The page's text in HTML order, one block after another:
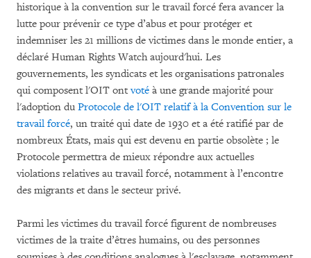
historique à la convention sur le travail forcé fera avancer la
lutte pour prévenir ce type d’abus et pour protéger et
indemniser les 21 millions de victimes dans le monde entier, a
déclaré Human Rights Watch aujourd'hui. Les
gouvernements, les syndicats et les organisations patronales
qui composent l'OIT ontvoté à une grande majorité pour
l'adoption du Protocole de l'OIT relatif à la Convention sur le
travail forcé, un traité qui date de 1930 et a été ratifié par de
nombreux États, mais qui est devenu en partie obsolète ; le
Protocole permettra de mieux répondre aux actuelles
violations relatives au travail forcé, notamment à l’encontre
des migrants et dans le secteur privé.
Parmi les victimes du travail forcé figurent de nombreuses
victimes de la traite d’êtres humains, ou des personnes